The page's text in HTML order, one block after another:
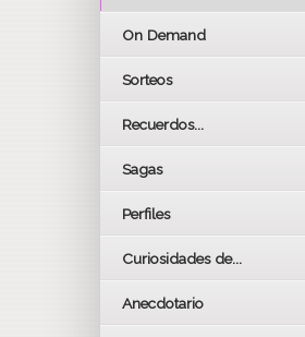
On Demand
Sorteos
Recuerdos...
Sagas
Perfiles
Curiosidades de...
Anecdotario